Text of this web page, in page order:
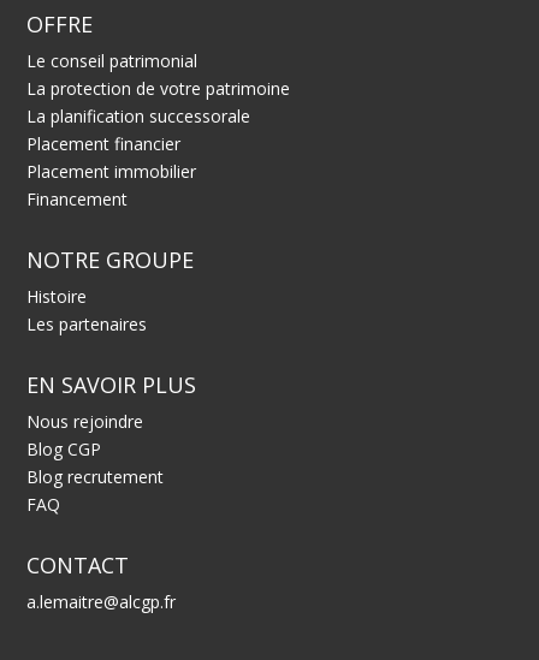
OFFRE
Le conseil patrimonial
La protection de votre patrimoine
La planification successorale
Placement financier
Placement immobilier
Financement
NOTRE GROUPE
Histoire
Les partenaires
EN SAVOIR PLUS
Nous rejoindre
Blog CGP
Blog recrutement
FAQ
CONTACT
a.lemaitre@alcgp.fr